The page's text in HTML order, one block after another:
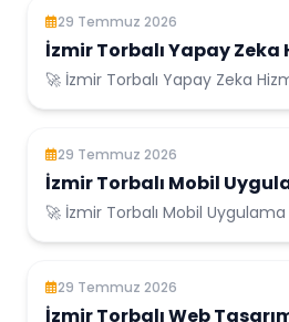
29 Temmuz 2026
İzmir Torbalı Yapay Zeka
🚀 İzmir Torbalı Yapay Zeka Hizmetleri İzmir
29 Temmuz 2026
İzmir Torbalı Mobil
🚀 İzmir Torbalı Mobil Uygulama Geliştirme İzmir
29 Temmuz 2026
İzmir Torbalı Web